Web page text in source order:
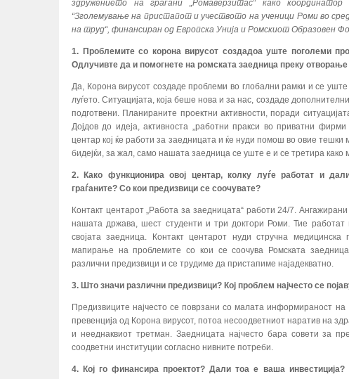
здружението на граѓани „Ромаверзитас“ како
“Зголемување на пристапот и учеството на ученици Роми во
на труд“, финансиран од Европска Унија и Ромскиот Образовен
1. Проблемите со корона вирусот создадоа уште поголеми
Одлучивте да и помогнете на ромската заедница преку
Да, Корона вирусот создаде проблеми во глобални рамки и се
луѓето. Ситуацијата, која беше нова и за нас, создаде
подготвени. Планираните проектни активности, поради
Дојдов до идеја, активноста „работни пракси во приватни
центар кој ќе работи за заедницата и ќе нуди помош во овие
бидејќи, за жал, само нашата заедница се уште е и се третира како
2. Како функционира овој центар, колку луѓе работат и
граѓаните? Со кои предизвици се соочувате?
Контакт центарот „Работа за заедницата“ работи 24/7.
нашата држава, шест студенти и три доктори Роми. Тие
својата заедница. Контакт центарот нуди стручна
мапирање на проблемите со кои се соочува Ромската
различни предизвици и се трудиме да пристапиме најадекватно.
3. Што значи различни предизвици? Кој проблем најчесто се
Предизвиците најчесто се поврзани со малата информираност
превенција од Корона вирусот, потоа несоодветниот наратив на
и нееднаквиот третман. Заедницата најчесто бара совети за
соодветни институции согласно нивните потреби.
4. Кој го финансира проектот? Дали тоа е ваша